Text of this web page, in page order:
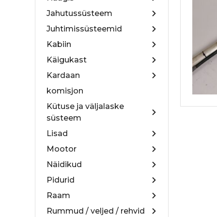
Jahutussüsteem
Juhtimissüsteemid
Kabiin
Käigukast
Kardaan
komisjon
Kütuse ja väljalaske
süsteem
Lisad
Mootor
Näidikud
Pidurid
Raam
Rummud / veljed / rehvid